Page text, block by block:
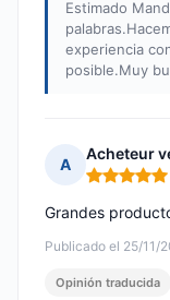
Estimado
experiencia
posible.Muy
A
Acheteur
Nota: 5 de 5
Publicado el 25/11/
Grandes
Opinión traducida